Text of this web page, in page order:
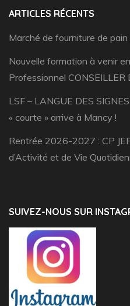
ARTICLES RÉCENTS
Marché de fourniture de
Nouvelle formation à venir
Professionnel CONSEILLER
LSF – LANGUE DES
« courte » arrive à Mancy !
Rentrée 2026-2027 : CP
d’Activité et de Vie
SUIVEZ-NOUS SUR